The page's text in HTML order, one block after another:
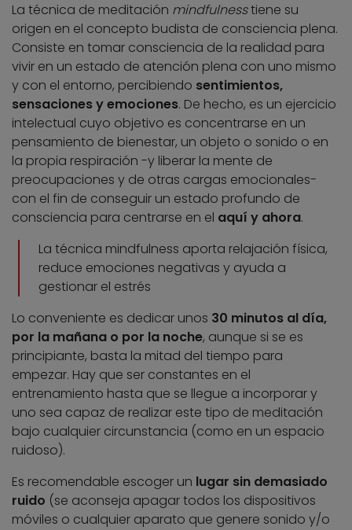
La técnica de meditación mindfulnesstiene su
origen en el concepto budista de consciencia plena.
Consiste en tomar consciencia de la realidad para
vivir en un estado de atención plena con uno mismo
y con el entorno, percibiendo sentimientos,
sensaciones y emociones. De hecho, es un ejercicio
intelectual cuyo objetivo es concentrarse en un
pensamiento de bienestar, un objeto o sonido o en
la propia respiración -y liberar la mente de
preocupaciones y de otras cargas emocionales-
con el fin de conseguir un estado profundo de
consciencia para centrarse en el aquí y ahora.
La técnica mindfulness aporta relajación física,
reduce emociones negativas y ayuda a
gestionar el estrés
Lo conveniente es dedicar unos 30 minutos al día,
por la mañana o por la noche, aunque si se es
principiante, basta la mitad del tiempo para
empezar. Hay que ser constantes en el
entrenamiento hasta que se llegue a incorporar y
uno sea capaz de realizar este tipo de meditación
bajo cualquier circunstancia (como en un espacio
ruidoso).
Es recomendable escoger un lugar sin demasiado
ruido (se aconseja apagar todos los dispositivos
móviles o cualquier aparato que genere sonido y/o